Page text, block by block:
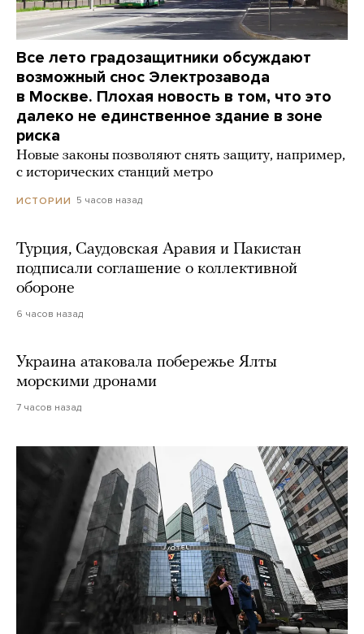
Все лето градозащитники обсуждают
возможный снос Электрозавода
в Москве. Плохая новость в том, что это
далеко не единственное здание в зоне
риска
Новые законы позволяют снять защиту, например,
с исторических станций метро
ИСТОРИИ 5 часов назад
Турция, Саудовская Аравия и Пакистан
подписали соглашение о коллективной
обороне
6 часов назад
Украина атаковала побережье Ялты
морскими дронами
7 часов назад